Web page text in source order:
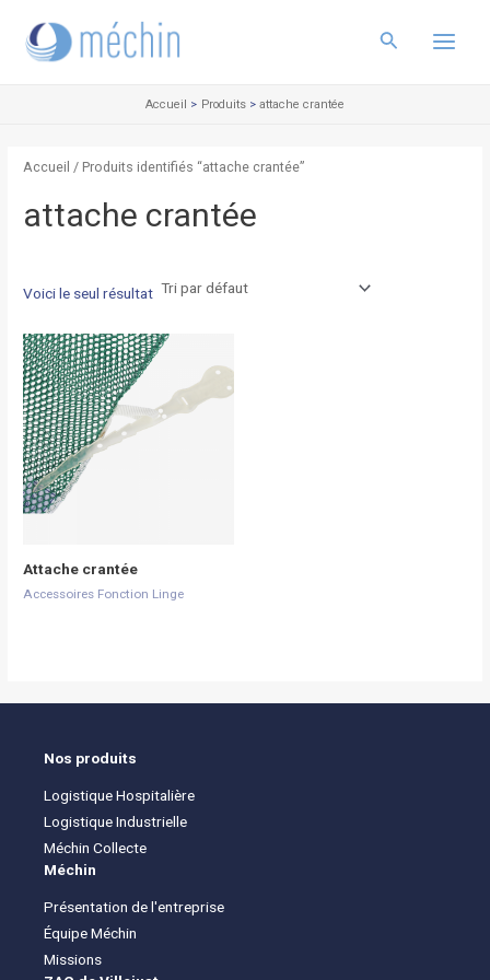
contenu
Rechercher
Menu
Accueil Produits attache crantée
Accueil / Produits identifiés “attache crantée”
attache crantée
Voici le seul résultat
Attache crantée
Accessoires Fonction Linge
Nos produits
Logistique Hospitalière
Logistique Industrielle
Méchin Collecte
Méchin
Présentation de l'entreprise
Équipe Méchin
Missions